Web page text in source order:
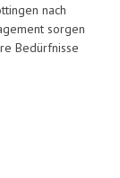
nach
sorgen
Bedürfnisse